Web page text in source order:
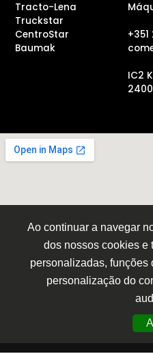
Ao continuar a navegar
dos nossos cookies e
personalizadas, funções
personalização do
Tracto-Lena
Truckstar
CentroStar
Baumak
IC2